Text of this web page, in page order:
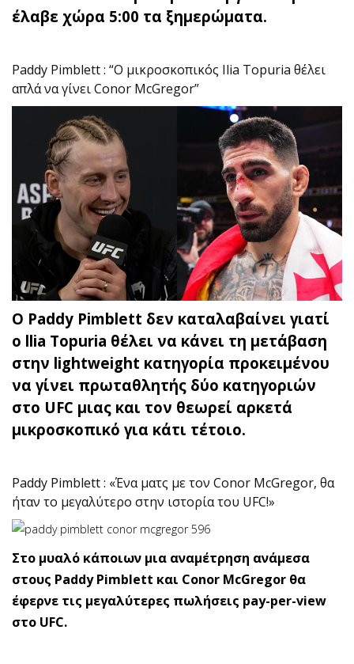
έλαβε χώρα 5:00 τα ξημερώματα.
Paddy Pimblett : “Ο μικροσκοπικός Ilia Topuria θέλει
απλά να γίνει Conor McGregor”
O Paddy Pimblett δεν καταλαβαίνει γιατί
ο llia Topuria θέλει να κάνει τη μετάβαση
στην lightweight κατηγορία προκειμένου
να γίνει πρωταθλητής δύο κατηγοριών
στο UFC μιας και τον θεωρεί αρκετά
μικροσκοπικό για κάτι τέτοιο.
Paddy Pimblett : «Ένα ματς με τον Conor McGregor, θα
ήταν το μεγαλύτερο στην ιστορία του UFC!»
Στο μυαλό κάποιων μια αναμέτρηση ανάμεσα
στους Paddy Pimblett και Conor McGregor θα
έφερνε τις μεγαλύτερες πωλήσεις pay-per-view
στο UFC.